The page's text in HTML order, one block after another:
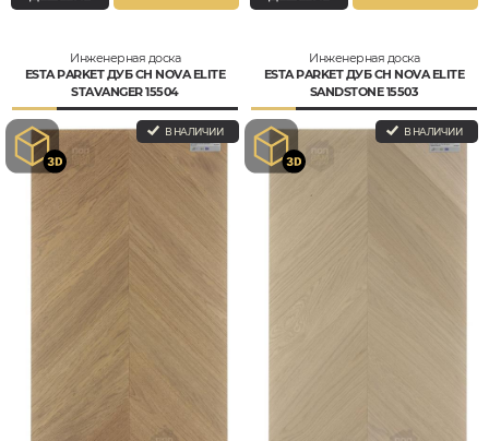
Инженерная доска
ESTA PARKET ДУБ CH NOVA ELITE
STAVANGER 15504
В НАЛИЧИИ
Инженерная доска
ESTA PARKET ДУБ CH NOVA ELITE
SANDSTONE 15503
В НАЛИЧИИ